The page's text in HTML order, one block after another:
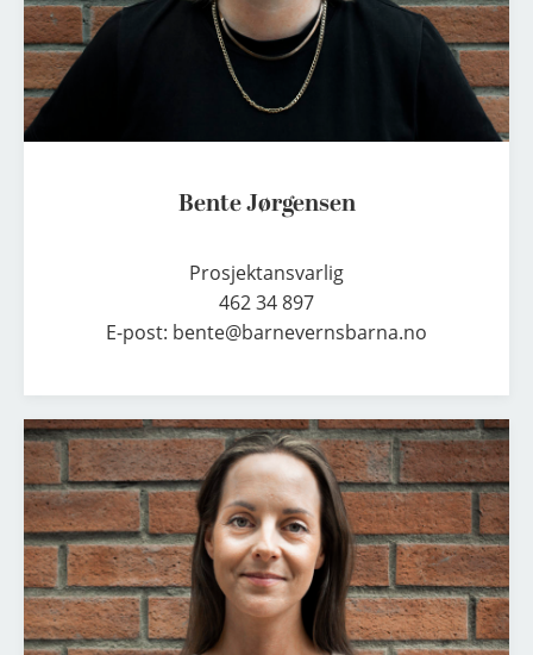
Bente Jørgensen
Prosjektansvarlig
462 34 897
E-post: bente@barnevernsbarna.no
g
e
n
s
e
J
a
n
n
i
c
k
e